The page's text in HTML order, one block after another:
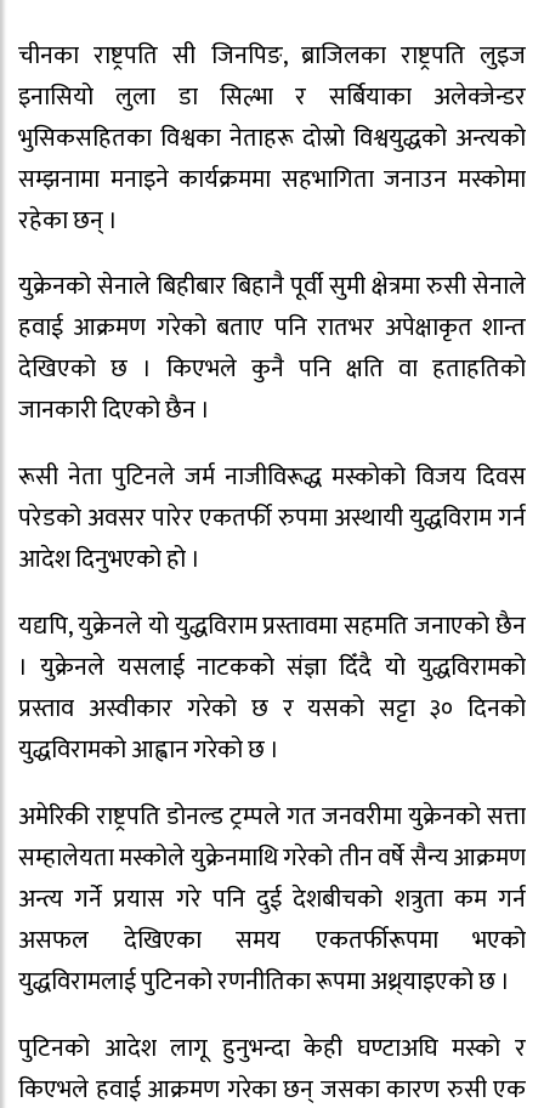
चीनका राष्ट्रपति सी जिनपिङ, ब्राजिलका राष्ट्रपति लुइज
इनासियो लुला डा सिल्भा र सर्बियाका अलेक्जेन्डर
भुसिकसहितका विश्वका नेताहरू दोस्रो विश्वयुद्धको अन्त्यको
सम्झनामा मनाइने कार्यक्रममा सहभागिता जनाउन मस्कोमा
रहेका छन् ।
युक्रेनको सेनाले बिहीबार बिहानै पूर्वी सुमी क्षेत्रमा रुसी सेनाले
हवाई आक्रमण गरेको बताए पनि रातभर अपेक्षाकृत शान्त
देखिएको छ । किएभले कुनै पनि क्षति वा हताहतिको
जानकारी दिएको छैन ।
रूसी नेता पुटिनले जर्म नाजीविरूद्ध मस्कोको विजय दिवस
परेडको अवसर पारेर एकतर्फी रुपमा अस्थायी युद्धविराम गर्न
आदेश दिनुभएको हो ।
यद्यपि, युक्रेनले यो युद्धविराम प्रस्तावमा सहमति जनाएको छैन
। युक्रेनले यसलाई नाटकको संज्ञा दिँदै यो युद्धविरामको
प्रस्ताव अस्वीकार गरेको छ र यसको सट्टा ३० दिनको
युद्धविरामको आह्वान गरेको छ ।
अमेरिकी राष्ट्रपति डोनल्ड ट्रम्पले गत जनवरीमा युक्रेनको सत्ता
सम्हालेयता मस्कोले युक्रेनमाथि गरेको तीन वर्षे सैन्य आक्रमण
अन्त्य गर्ने प्रयास गरे पनि दुई देशबीचको शत्रुता कम गर्न
असफल देखिएका समय एकतर्फीरूपमा भएको
युद्धविरामलाई पुटिनको रणनीतिका रूपमा अथ्र्याइएको छ ।
पुटिनको आदेश लागू हुनुभन्दा केही घण्टाअघि मस्को र
किएभले हवाई आक्रमण गरेका छन् जसका कारण रुसी एक